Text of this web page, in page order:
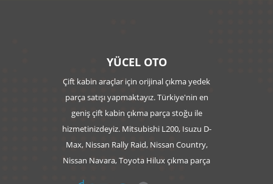
YÜCEL OTO
Çift kabin araçlar için orijinal çıkma yedek
parça satışı yapmaktayız. Türkiye'nin en
geniş çift kabin çıkma parça stoğu ile
hizmetinizdeyiz. Mitsubishi L200, Isuzu D-
Max, Nissan Rally Raid, Nissan Country,
Nissan Navara, Toyota Hilux çıkma parça